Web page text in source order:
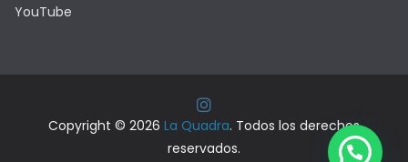
YouTube
Copyright © 2026 La Quadra. Todos los derechos
reservados.